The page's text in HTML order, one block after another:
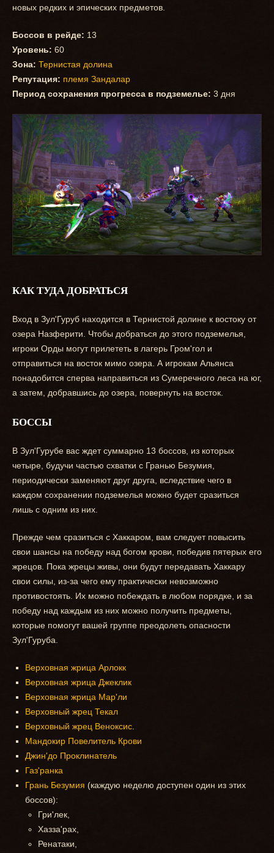
новых редких и эпических предметов.
Боссов в рейде: 13
Уровень: 60
Зона: Тернистая долина
Репутация: племя Зандалар
Период сохранения прогресса в подземелье: 3 дня
КАК ТУДА ДОБРАТЬСЯ
Вход в Зул'Гуруб находится в Тернистой долине к востоку от
озера Назферити. Чтобы добраться до этого подземелья,
игроки Орды могут прилететь в лагерь Гром'гол и
отправиться на восток мимо озера. А игрокам Альянса
понадобится сперва направиться из Сумеречного леса на юг,
а затем, добравшись до озера, повернуть на восток.
БОССЫ
В Зул'Гурубе вас ждет суммарно 13 боссов, из которых
четыре, будучи частью схватки с Гранью Безумия,
периодически заменяют друг друга, вследствие чего в
каждом сохранении подземелья можно будет сразиться
лишь с одним из них.
Прежде чем сразиться с Хаккаром, вам следует повысить
свои шансы на победу над богом крови, победив пятерых его
жрецов. Пока жрецы живы, они будут передавать Хаккару
свои силы, из-за чего ему практически невозможно
противостоять. Их можно побеждать в любом порядке, и за
победу над каждым из них можно получить предметы,
которые помогут вашей группе преодолеть опасности
Зул'Гуруба.
Верховная жрица Арлокк
Верховная жрица Джеклик
Верховная жрица Мар'ли
Верховный жрец Текал
Верховный жрец Веноксис
Мандокир Повелитель Крови
Джин'до Проклинатель
Газ'ранка
Грань Безумия (каждую неделю доступен один из этих
боссов):
Гри'лек,
Хазза'рах,
Ренатаки,